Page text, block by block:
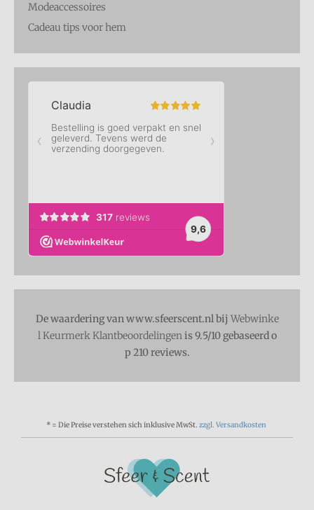
Modeaccessoires
Cadeau tips voor hem
De waardering van www.sfeerscent.nl bij Webwinke
l Keurmerk Klantbeoordelingenis 9.5/10 gebaseerd o
p 210 reviews.
* = Die Preise verstehen sich inklusive MwSt. zzgl. Versandkosten